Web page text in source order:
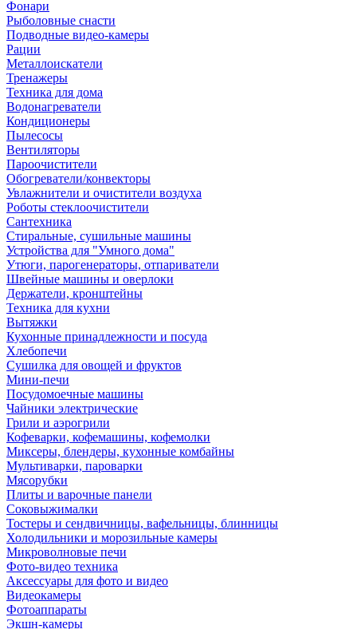
Фонари
Рыболовные снасти
Подводные видео-камеры
Рации
Металлоискатели
Тренажеры
Техника для дома
Водонагреватели
Кондиционеры
Пылесосы
Вентиляторы
Пароочистители
Обогреватели/конвекторы
Увлажнители и очистители воздуха
Роботы стеклоочистители
Сантехника
Стиральные, сушильные машины
Устройства для "Умного дома"
Утюги, парогенераторы, отпариватели
Швейные машины и оверлоки
Держатели, кронштейны
Техника для кухни
Вытяжки
Кухонные принадлежности и посуда
Хлебопечи
Сушилка для овощей и фруктов
Мини-печи
Посудомоечные машины
Чайники электрические
Грили и аэрогрили
Кофеварки, кофемашины, кофемолки
Миксеры, блендеры, кухонные комбайны
Мультиварки, пароварки
Мясорубки
Плиты и варочные панели
Соковыжималки
Тостеры и сендвичницы, вафельницы, блинницы
Холодильники и морозильные камеры
Микроволновые печи
Фото-видео техника
Аксессуары для фото и видео
Видеокамеры
Фотоаппараты
Экшн-камеры